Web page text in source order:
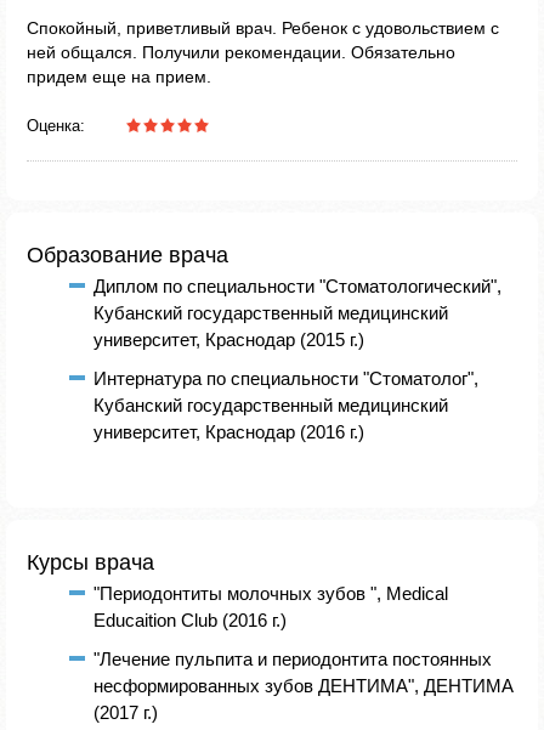
Спокойный, приветливый врач. Ребенок с удовольствием с
ней общался. Получили рекомендации. Обязательно
придем еще на прием.
Оценка:
Образование врача
Диплом по специальности "Стоматологический",
Кубанский государственный медицинский
университет, Краснодар (2015 г.)
Интернатура по специальности "Стоматолог",
Кубанский государственный медицинский
университет, Краснодар (2016 г.)
Курсы врача
"Периодонтиты молочных зубов ", Medical
Educaition Club (2016 г.)
"Лечение пульпита и периодонтита постоянных
несформированных зубов ДЕНТИМА", ДЕНТИМА
(2017 г.)